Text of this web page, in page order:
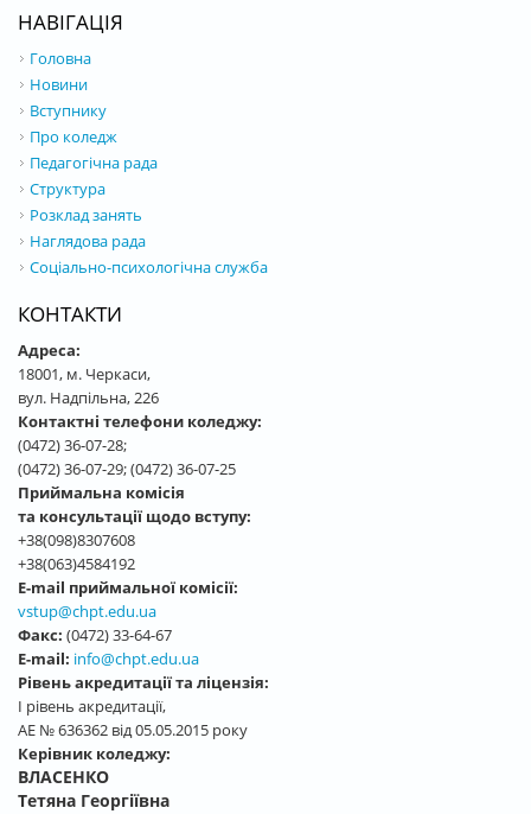
НАВІГАЦІЯ
Головна
Новини
Вступнику
Про коледж
Педагогічна рада
Структура
Розклад занять
Наглядова рада
Соціально-психологічна служба
КОНТАКТИ
Адреса:
18001, м. Черкаси,
вул. Надпільна, 226
Контактні телефони коледжу:
(0472) 36-07-28;
(0472) 36-07-29; (0472) 36-07-25
Приймальна комісія
та консультації щодо вступу:
+38(098)8307608
+38(063)4584192
E-mail приймальної комісії:
vstup@chpt.edu.ua
Факс: (0472) 33-64-67
E-mail: info@chpt.edu.ua
Рівень акредитації та ліцензія:
І рівень акредитації,
АЕ № 636362 від 05.05.2015 року
Керівник коледжу:
ВЛАСЕНКО
Тетяна Георгіївна